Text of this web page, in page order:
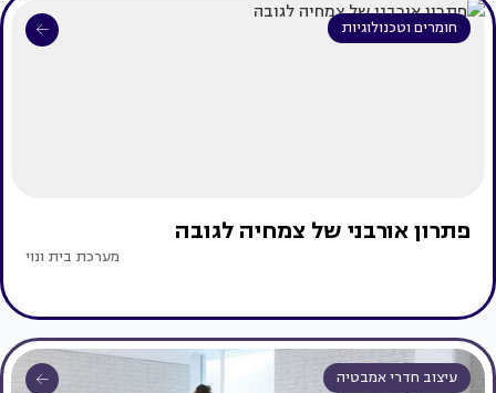
חומרים וטכנולוגיות
פתרון אורבני של צמחיה לגובה
מערכת בית ונוי
עיצוב חדרי אמבטיה